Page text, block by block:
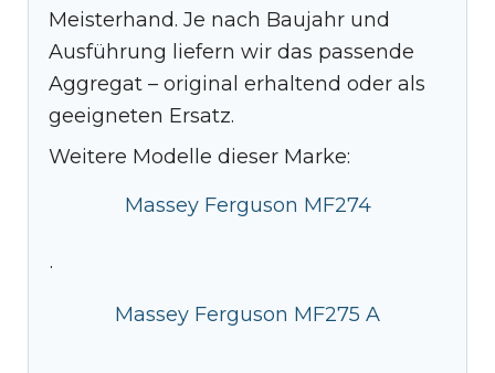
Meisterhand. Je nach Baujahr und
Ausführung liefern wir das passende
Aggregat – original erhaltend oder als
geeigneten Ersatz.
Weitere Modelle dieser Marke:
Massey Ferguson MF274
·
Massey Ferguson MF275 A